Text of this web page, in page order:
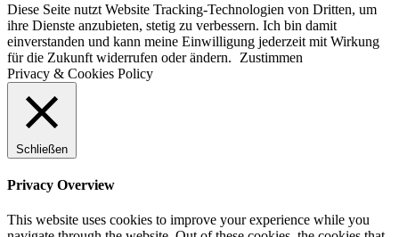
Diese Seite nutzt Website Tracking-Technologien von Dritten, um
ihre Dienste anzubieten, stetig zu verbessern. Ich bin damit
einverstanden und kann meine Einwilligung jederzeit mit Wirkung
für die Zukunft widerrufen oder ändern.
Zustimmen
Privacy & Cookies Policy
Schließen
Privacy Overview
This website uses cookies to improve your experience while you